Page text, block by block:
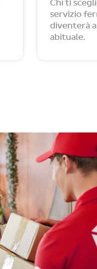
Chi ti
servizio
diventerà
abituale.